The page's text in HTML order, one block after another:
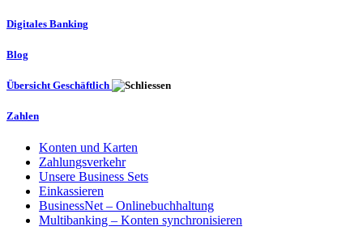
Digitales Banking
Blog
Übersicht Geschäftlich
Zahlen
Konten und Karten
Zahlungsverkehr
Unsere Business Sets
Einkassieren
BusinessNet – Onlinebuchhaltung
Multibanking – Konten synchronisieren